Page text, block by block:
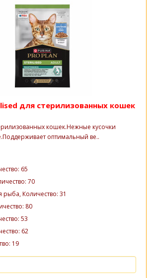
для стерилизованных кошек
кошек.Нежные кусочки
оптимальный ве..
65
70
рыба, Количество: 31
80
53
62
19